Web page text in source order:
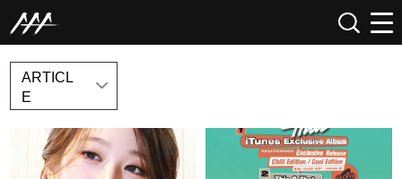
NEWS
ARTICL
E